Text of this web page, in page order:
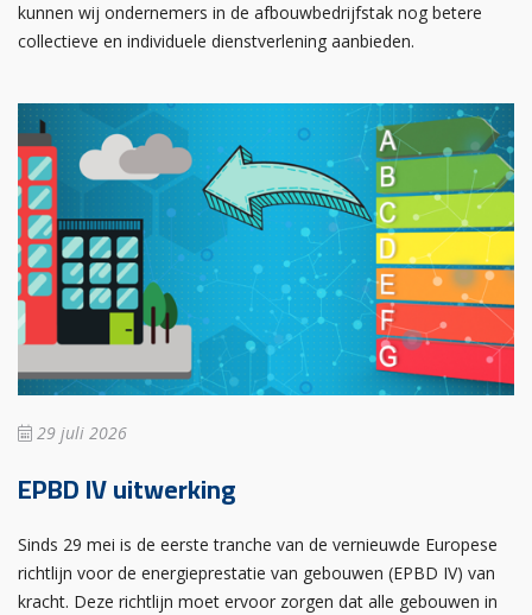
kunnen wij ondernemers in de afbouwbedrijfstak nog betere
collectieve en individuele dienstverlening aanbieden.
29 juli 2026
EPBD IV uitwerking
Sinds 29 mei is de eerste tranche van de vernieuwde Europese
richtlijn voor de energieprestatie van gebouwen (EPBD IV) van
kracht. Deze richtlijn moet ervoor zorgen dat alle gebouwen in